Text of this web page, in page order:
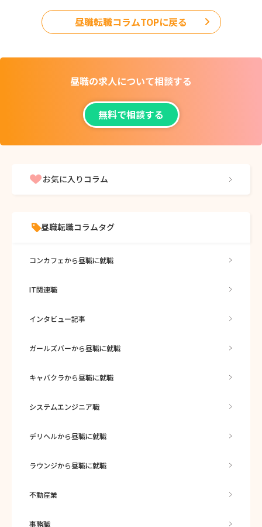
昼職転職コラムTOPに戻る
昼職の求人について相談する
無料で相談する
お気に入りコラム
昼職転職コラムタグ
コンカフェから昼職に就職
IT関連職
インタビュー記事
ガールズバーから昼職に就職
キャバクラから昼職に就職
システムエンジニア職
デリヘルから昼職に就職
ラウンジから昼職に就職
不動産業
事務職